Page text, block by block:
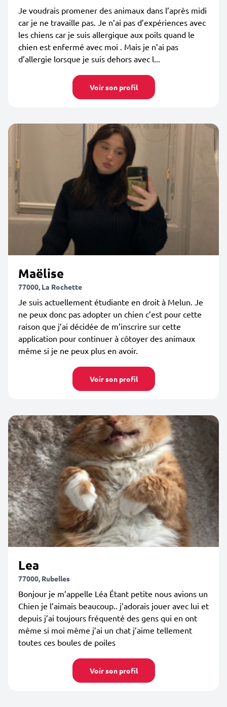
Je voudrais promener des animaux dans l’après midi
car je ne travaille pas. Je n’ai pas d’expériences avec
les chiens car je suis allergique aux poils quand le
chien est enfermé avec moi . Mais je n’ai pas
d’allergie lorsque je suis dehors avec l...
Voir son profil
Maëlise
77000, La Rochette
Je suis actuellement étudiante en droit à Melun. Je
ne peux donc pas adopter un chien c’est pour cette
raison que j’ai décidée de m’inscrire sur cette
application pour continuer à côtoyer des animaux
même si je ne peux plus en avoir.
Voir son profil
Lea
77000, Rubelles
Bonjour je m’appelle Léa Étant petite nous avions un
Chien je l’aimais beaucoup.. j’adorais jouer avec lui et
depuis j’ai toujours fréquenté des gens qui en ont
même si moi même j’ai un chat j’aime tellement
toutes ces boules de poiles
Voir son profil